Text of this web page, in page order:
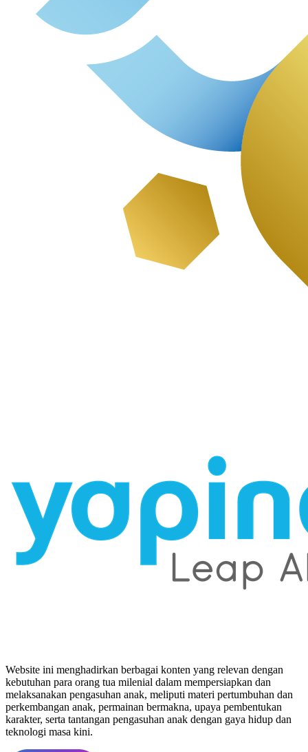
Website ini menghadirkan berbagai konten yang relevan dengan
kebutuhan para orang tua milenial dalam mempersiapkan dan
melaksanakan pengasuhan anak, meliputi materi pertumbuhan dan
perkembangan anak, permainan bermakna, upaya pembentukan
karakter, serta tantangan pengasuhan anak dengan gaya hidup dan
teknologi masa kini.